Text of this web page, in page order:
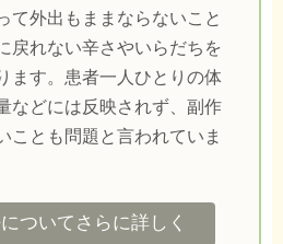
て外出もままならないこと
戻れない辛さやいらだちを
ます。患者一人ひとりの体
などには反映されず、副作
ことも問題と言われていま
ついてさらに詳しく